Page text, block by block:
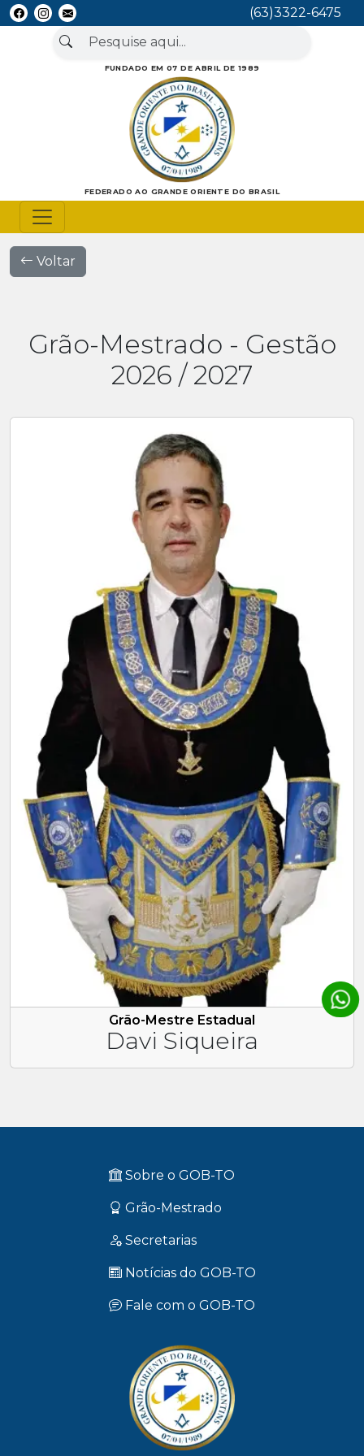
(63)3322-6475
FUNDADO EM 07 DE ABRIL DE 1989
FEDERADO AO GRANDE ORIENTE DO BRASIL
Voltar
Grão-Mestrado - Gestão
2026 / 2027
Grão-Mestre Estadual
Davi Siqueira
Sobre o GOB-TO
Grão-Mestrado
Secretarias
Notícias do GOB-TO
Fale com o GOB-TO